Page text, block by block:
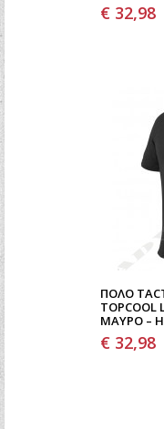
€ 32,98
ΠΌΛΟ
TOPCOOL
ΜΑΎΡΟ –
€ 32,98